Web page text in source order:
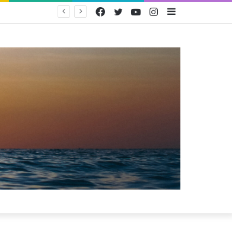
Sidebar
Instagram
YouTube
Twitter
Facebook